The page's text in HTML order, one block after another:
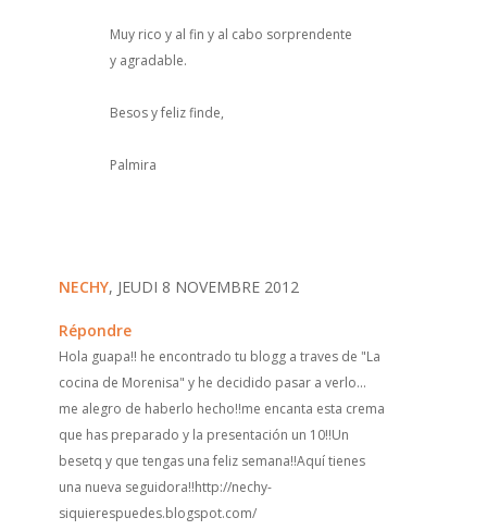
Muy rico y al fin y al cabo sorprendente
y agradable.
Besos y feliz finde,
Palmira
NECHY, JEUDI 8 NOVEMBRE 2012
Répondre
Hola guapa!! he encontrado tu blogg a traves de "La
cocina de Morenisa" y he decidido pasar a verlo...
me alegro de haberlo hecho!!me encanta esta crema
que has preparado y la presentación un 10!!Un
besetq y que tengas una feliz semana!!Aquí tienes
una nueva seguidora!!http://nechy-
siquierespuedes.blogspot.com/